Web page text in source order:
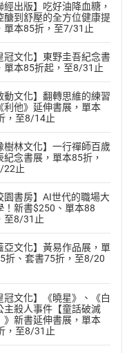
經出版】吃好油降血糖，
醣到舒壓的全方位健康提
單本85折，至7/31止
冠文化】東野圭吾紀念書
單本85折起，至8/31止
動文化】翻轉思維的練習
利他》延伸書展，單本
，至8/14止
樹林文化】一行禪師百歲
紀念書展，單本85折，
22止
園書房】AI世代的職場大
！新書$250、單本88
至8/31止
亞文化】黃易作品展，單
折、套書75折，至8/20
冠文化】《曉星》、《白
主殺人事件【童話破滅
》新書延伸書展，單本
，至8/31止